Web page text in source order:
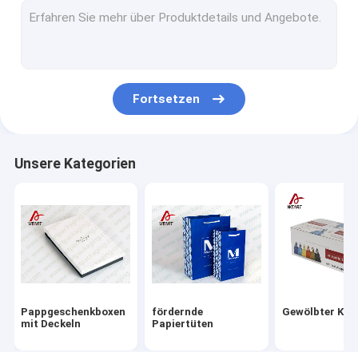
personifizierte Papierfördermaschinentaschen
Papier-Geschenktüten
Recyclingpapier-Geschenkbox
kundengebundener Papierkasten
Papierschmuckkästchen
Fortsetzen
Unsere Kategorien
Pappgeschenkboxen
mit Deckeln
fördernde
Papiertüten
Gewölbter